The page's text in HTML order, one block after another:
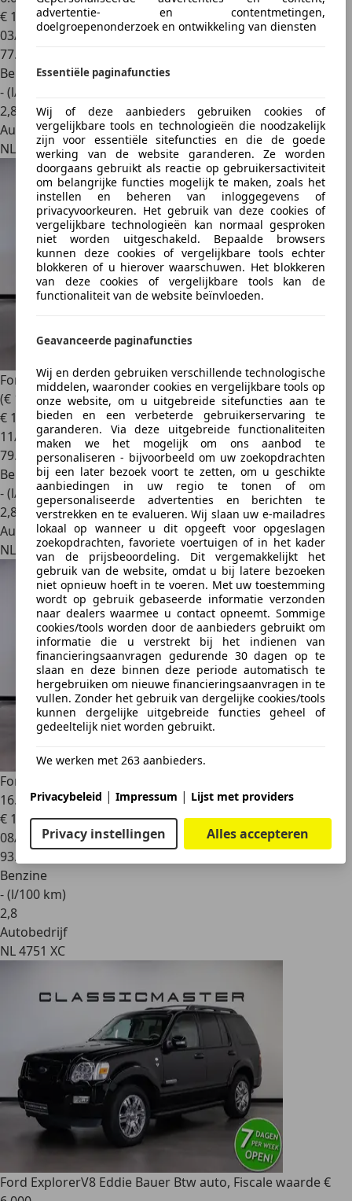
advertentie- en contentmetingen,
doelgroepenonderzoek en ontwikkeling van diensten
Essentiële paginafuncties
Wij of deze aanbieders gebruiken cookies of
vergelijkbare tools en technologieën die noodzakelijk
zijn voor essentiële sitefuncties en die de goede
werking van de website garanderen. Ze worden
doorgaans gebruikt als reactie op gebruikersactiviteit
om belangrijke functies mogelijk te maken, zoals het
instellen en beheren van inloggegevens of
privacyvoorkeuren. Het gebruik van deze cookies of
vergelijkbare technologieën kan normaal gesproken
niet worden uitgeschakeld. Bepaalde browsers
kunnen deze cookies of vergelijkbare tools echter
blokkeren of u hierover waarschuwen. Het blokkeren
van deze cookies of vergelijkbare tools kan de
functionaliteit van de website beïnvloeden.
Geavanceerde paginafuncties
Wij en derden gebruiken verschillende technologische
middelen, waaronder cookies en vergelijkbare tools op
onze website, om u uitgebreide sitefuncties aan te
bieden en een verbeterde gebruikerservaring te
garanderen. Via deze uitgebreide functionaliteiten
maken we het mogelijk om ons aanbod te
personaliseren - bijvoorbeeld om uw zoekopdrachten
bij een later bezoek voort te zetten, om u geschikte
aanbiedingen in uw regio te tonen of om
gepersonaliseerde advertenties en berichten te
verstrekken en te evalueren. Wij slaan uw e-mailadres
lokaal op wanneer u dit opgeeft voor opgeslagen
zoekopdrachten, favoriete voertuigen of in het kader
van de prijsbeoordeling. Dit vergemakkelijkt het
gebruik van de website, omdat u bij latere bezoeken
niet opnieuw hoeft in te voeren. Met uw toestemming
wordt op gebruik gebaseerde informatie verzonden
naar dealers waarmee u contact opneemt. Sommige
cookies/tools worden door de aanbieders gebruikt om
informatie die u verstrekt bij het indienen van
financieringsaanvragen gedurende 30 dagen op te
slaan en deze binnen deze periode automatisch te
hergebruiken om nieuwe financieringsaanvragen in te
vullen. Zonder het gebruik van dergelijke cookies/tools
kunnen dergelijke uitgebreide functies geheel of
gedeeltelijk niet worden gebruikt.
We werken met 263 aanbieders.
Privacybeleid | Impressum | Lijst met providers
Privacy instellingen Alles accepteren
€ 18.9501
03/2010
77.881 km
Benzine
- (l/100 km)
2,8
Autobedrijf
NL 4751 XC
Ford ExplorerV8 Limited Btw auto, Fiscale waarde € 6.000,-
(€ 1
€ 19.9501
11/2008
79.800 km
Benzine
- (l/100 km)
2,8
Autobedrijf
NL 4751 XC
Ford Explorer
16.4
€ 19.9501
08/2008
93.116 km
Benzine
- (l/100 km)
2,8
Autobedrijf
NL 4751 XC
Ford ExplorerV8 Eddie Bauer Btw auto, Fiscale waarde €